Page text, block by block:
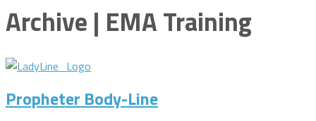
Archive | EMA Training
Propheter Body-Line